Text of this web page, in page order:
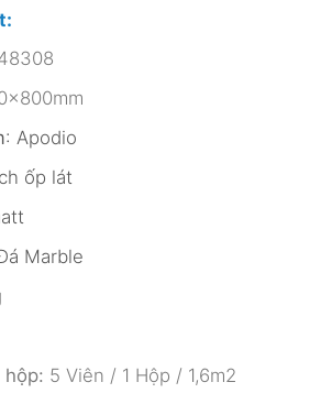
: Apodio
ốp lát
Marble
hộp: 5 Viên / 1 Hộp / 1,6m2